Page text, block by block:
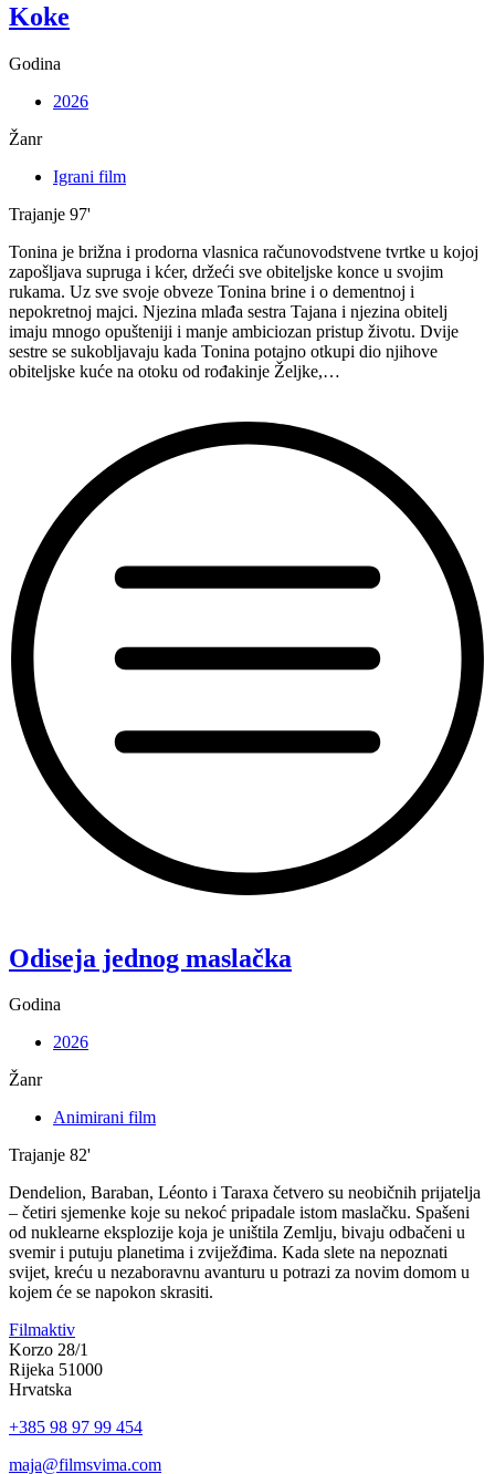
Koke
Godina
2026
Žanr
Igrani film
Trajanje 97'
Tonina je brižna i prodorna vlasnica računovodstvene tvrtke u kojoj
zapošljava supruga i kćer, držeći sve obiteljske konce u svojim
rukama. Uz sve svoje obveze Tonina brine i o dementnoj i
nepokretnoj majci. Njezina mlađa sestra Tajana i njezina obitelj
imaju mnogo opušteniji i manje ambiciozan pristup životu. Dvije
sestre se sukobljavaju kada Tonina potajno otkupi dio njihove
obiteljske kuće na otoku od rođakinje Željke,…
Odiseja jednog maslačka
Godina
2026
Žanr
Animirani film
Trajanje 82'
Dendelion, Baraban, Léonto i Taraxa četvero su neobičnih prijatelja
– četiri sjemenke koje su nekoć pripadale istom maslačku. Spašeni
od nuklearne eksplozije koja je uništila Zemlju, bivaju odbačeni u
svemir i putuju planetima i zviježđima. Kada slete na nepoznati
svijet, kreću u nezaboravnu avanturu u potrazi za novim domom u
kojem će se napokon skrasiti.
Filmaktiv
Korzo 28/1
Rijeka 51000
Hrvatska
+385 98 97 99 454
maja@filmsvima.com